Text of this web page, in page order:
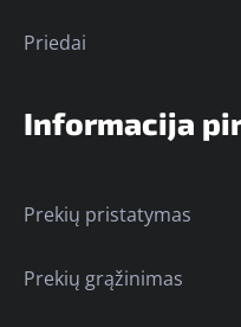
Priedai
Informacija
Prekių pristatymas
Prekių grąžinimas